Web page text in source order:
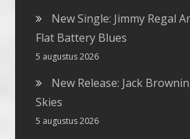
New Single: Jimmy Regal
Flat Battery Blues
5 augustus 2026
New Release: Jack
Skies
5 augustus 2026